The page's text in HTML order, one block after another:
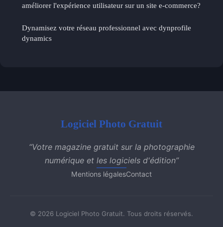
améliorer l'expérience utilisateur sur un site e-commerce?
Dynamisez votre réseau professionnel avec dynprofile
dynamics
Logiciel Photo Gratuit
“Votre magazine gratuit sur la photographie
numérique et les logiciels d'édition”
Mentions légalesContact
© 2026 Logiciel Photo Gratuit. Tous droits réservés.